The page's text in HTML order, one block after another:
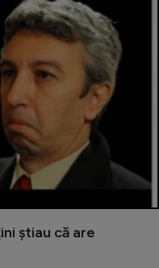
ştiau că are